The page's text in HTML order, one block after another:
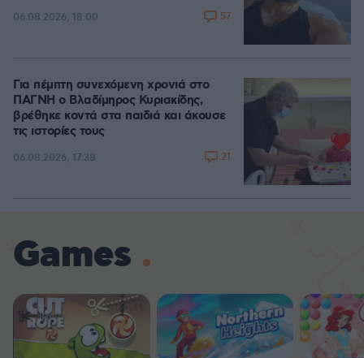
06.08.2026, 18:00 57
Για πέμπτη συνεχόμενη χρονιά στο
ΠΑΓΝΗ ο Βλαδίμηρος Κυριακίδης,
βρέθηκε κοντά στα παιδιά και άκουσε
τις ιστορίες τους
06.08.2026, 17:38 21
Games